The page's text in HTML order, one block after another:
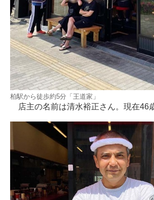
柏駅から徒歩約5分「王道家」
店主の名前は清水裕正さん。現在46